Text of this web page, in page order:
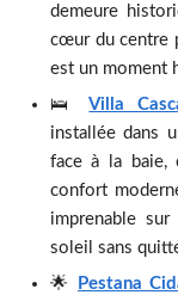
demeure
cœur du centre
est un moment
🛌Villa
installée dans
face à la baie,
confort
imprenable
soleil sans
🌟
Pestana